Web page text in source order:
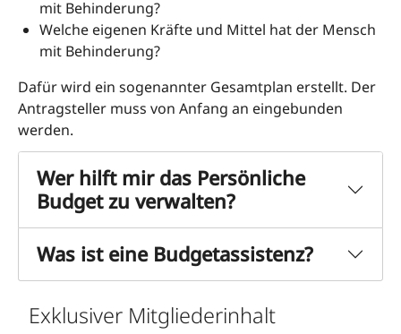
mit Behinderung?
Welche eigenen Kräfte und Mittel hat der Mensch
mit Behinderung?
Dafür wird ein sogenannter Gesamtplan erstellt. Der
Antragsteller muss von Anfang an eingebunden
werden.
Wer hilft mir das Persönliche
Budget zu verwalten?
Was ist eine Budgetassistenz?
Exklusiver Mitgliederinhalt